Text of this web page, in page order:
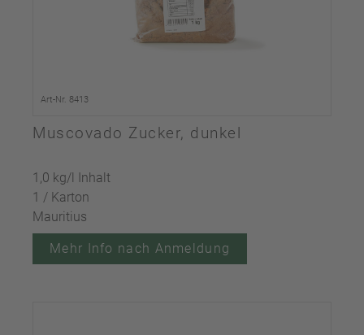
Art-Nr. 8413
Muscovado Zucker, dunkel
1,0 kg/l Inhalt
1 / Karton
Mauritius
Mehr Info nach Anmeldung